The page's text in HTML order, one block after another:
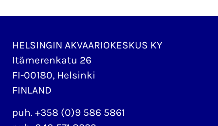
HELSINGIN AKVAARIOKESKUS KY
Itämerenkatu 26
FI-00180, Helsinki
FINLAND
puh. +358 (0)9 586 5861